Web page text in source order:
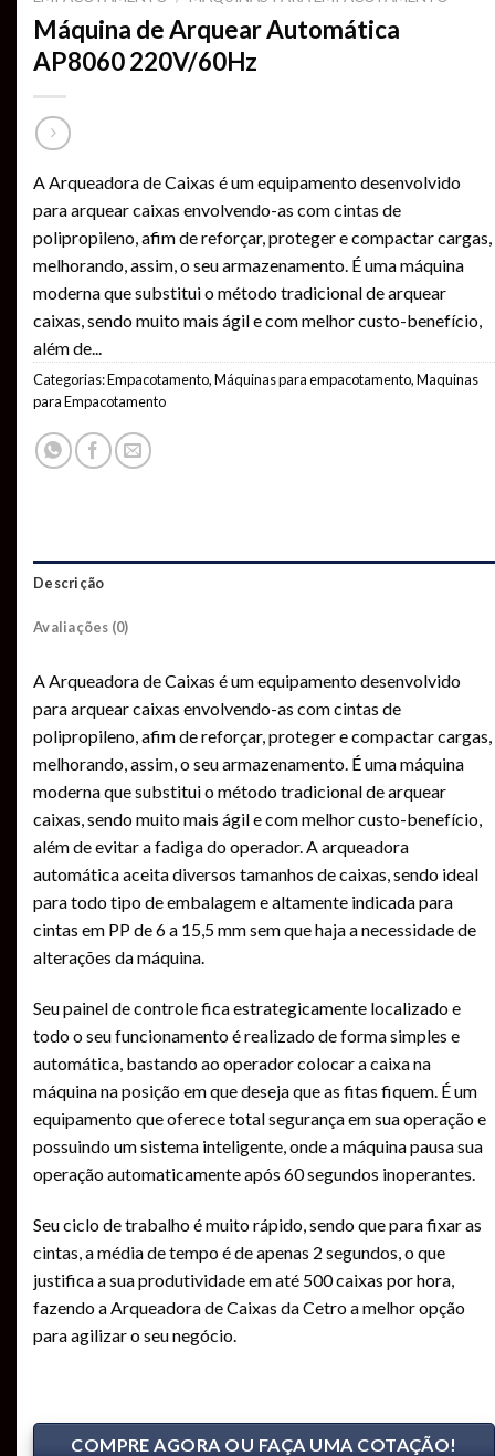
Máquina de Arquear Automática
AP8060 220V/60Hz
A Arqueadora de Caixas é um equipamento desenvolvido
para arquear caixas envolvendo-as com cintas de
polipropileno, afim de reforçar, proteger e compactar cargas,
melhorando, assim, o seu armazenamento. É uma máquina
moderna que substitui o método tradicional de arquear
caixas, sendo muito mais ágil e com melhor custo-benefício,
além de...
Categorias:Empacotamento,Máquinas para empacotamento,Maquinas
para Empacotamento
Descrição
Avaliações (0)
A Arqueadora de Caixas é um equipamento desenvolvido
para arquear caixas envolvendo-as com cintas de
polipropileno, afim de reforçar, proteger e compactar cargas,
melhorando, assim, o seu armazenamento. É uma máquina
moderna que substitui o método tradicional de arquear
caixas, sendo muito mais ágil e com melhor custo-benefício,
além de evitar a fadiga do operador. A arqueadora
automática aceita diversos tamanhos de caixas, sendo ideal
para todo tipo de embalagem e altamente indicada para
cintas em PP de 6 a 15,5 mm sem que haja a necessidade de
alterações da máquina.
Seu painel de controle fica estrategicamente localizado e
todo o seu funcionamento é realizado de forma simples e
automática, bastando ao operador colocar a caixa na
máquina na posição em que deseja que as fitas fiquem. É um
equipamento que oferece total segurança em sua operação e
possuindo um sistema inteligente, onde a máquina pausa sua
operação automaticamente após 60 segundos inoperantes.
Seu ciclo de trabalho é muito rápido, sendo que para fixar as
cintas, a média de tempo é de apenas 2 segundos, o que
justifica a sua produtividade em até 500 caixas por hora,
fazendo a Arqueadora de Caixas da Cetro a melhor opção
para agilizar o seu negócio.
COMPRE AGORA OU FAÇA UMA COTAÇÃO!